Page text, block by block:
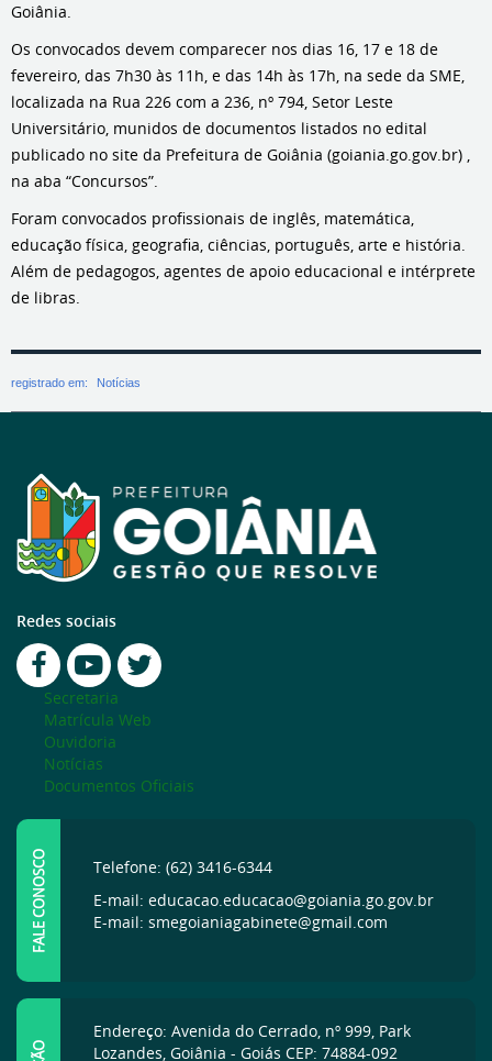
Goiânia.
Os convocados devem comparecer nos dias 16, 17 e 18 de
fevereiro, das 7h30 às 11h, e das 14h às 17h, na sede da SME,
localizada na Rua 226 com a 236, nº 794, Setor Leste
Universitário, munidos de documentos listados no edital
publicado no site da Prefeitura de Goiânia (goiania.go.gov.br) ,
na aba “Concursos”.
Foram convocados profissionais de inglês, matemática,
educação física, geografia, ciências, português, arte e história.
Além de pedagogos, agentes de apoio educacional e intérprete
de libras.
registrado em: Notícias
Redes sociais
Secretaria
Matrícula Web
Ouvidoria
Notícias
Documentos Oficiais
FALE CONOSCO
Telefone: (62) 3416-6344
E-mail: educacao.educacao@goiania.go.gov.br
E-mail: smegoianiagabinete@gmail.com
Endereço: Avenida do Cerrado, nº 999, Park
Lozandes, Goiânia - Goiás CEP: 74884-092